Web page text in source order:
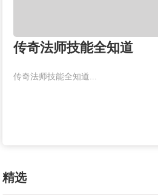
传奇法师技能全知道
传奇法师技能全知道...
精选